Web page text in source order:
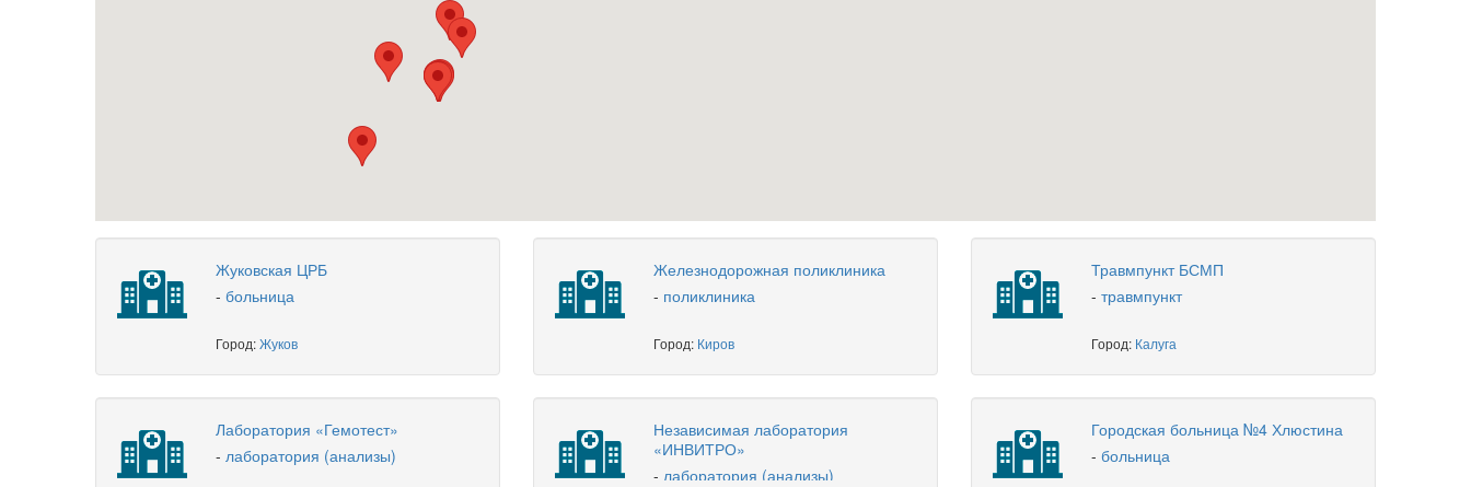
Жуковская ЦРБ
- больница
Город:Жуков
Железнодорожная поликлиника
- поликлиника
Город: Киров
Травмпункт БСМП
- травмпункт
Город: Калуга
Лаборатория «Гемотест»
- лаборатория (анализы)
Независимая лаборатория
«ИНВИТРО»
- лаборатория (анализы)
Городская больница №4 Хлюстина
- больница